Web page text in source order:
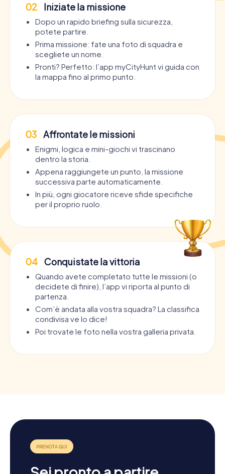
02 Iniziate la missione
Dopo un rapido briefing sulla sicurezza,
potete partire.
Prima missione: fate una foto di squadra e
scegliete un nome.
Pronti? Perfetto: l’app myCityHunt vi guida con
la mappa fino al primo punto.
03 Affrontate le missioni
Enigmi, logica e mini-giochi vi trascinano
dentro la storia.
Appena raggiungete un punto, la missione
successiva parte automaticamente.
In più, ogni giocatore riceve sfide specifiche
per il proprio ruolo.
04 Conquistate la vittoria
Quando avete completato tutte le missioni (o
decidete di finire), l’app vi riporta al punto di
partenza.
Com’è andata alla vostra squadra? La classifica
condivisa ve lo dice!
Poi trovate le foto nella vostra galleria privata.